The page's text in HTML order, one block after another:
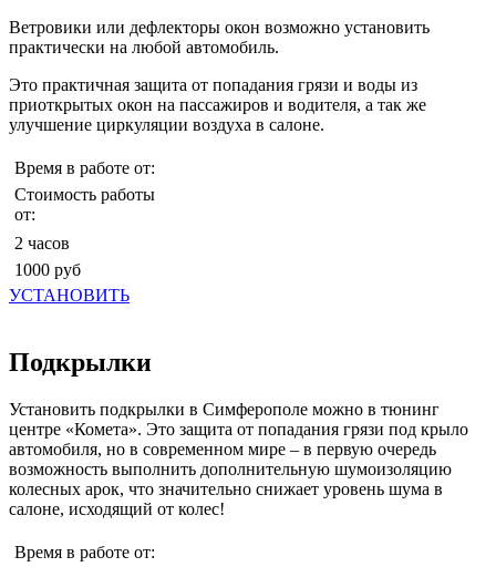
Ветровики или дефлекторы окон возможно установить
практически на любой автомобиль.
Это практичная защита от попадания грязи и воды из
приоткрытых окон на пассажиров и водителя, а так же
улучшение циркуляции воздуха в салоне.
Время в работе от:
Стоимость работы
от:
2 часов
1000 руб
УСТАНОВИТЬ
Подкрылки
Установить подкрылки в Симферополе можно в тюнинг
центре «Комета». Это защита от попадания грязи под крыло
автомобиля, но в современном мире – в первую очередь
возможность выполнить дополнительную шумоизоляцию
колесных арок, что значительно снижает уровень шума в
салоне, исходящий от колес!
Время в работе от: